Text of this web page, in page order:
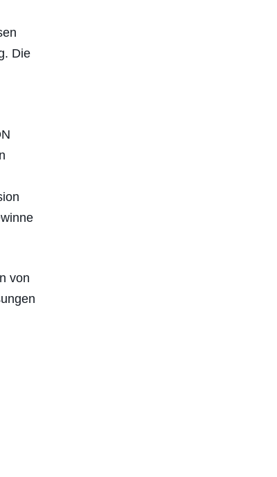
Die
von